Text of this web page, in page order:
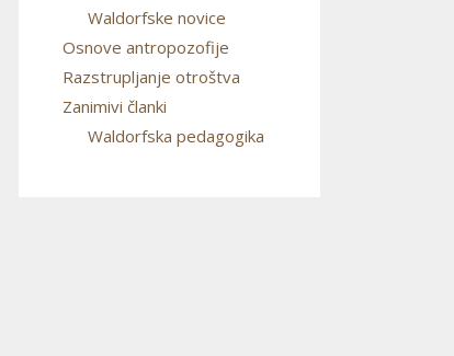
Waldorfske novice
Osnove antropozofije
Razstrupljanje otroštva
Zanimivi članki
Waldorfska pedagogika